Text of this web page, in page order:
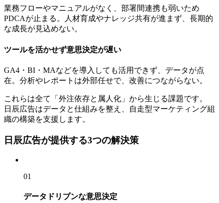
業務フローやマニュアルがなく、部署間連携も弱いため
PDCAが止まる。人材育成やナレッジ共有が進まず、長期的
な成長が見込めない。
ツールを活かせず意思決定が遅い
GA4・BI・MAなどを導入しても活用できず、データが点
在。分析やレポートは外部任せで、改善につながらない。
これらは全て「外注依存と属人化」から生じる課題です。
日辰広告はデータと仕組みを整え、
自走型マーケティング組
織の構築を支援します。
日辰広告が提供する3つの解決策
01
データドリブンな意思決定